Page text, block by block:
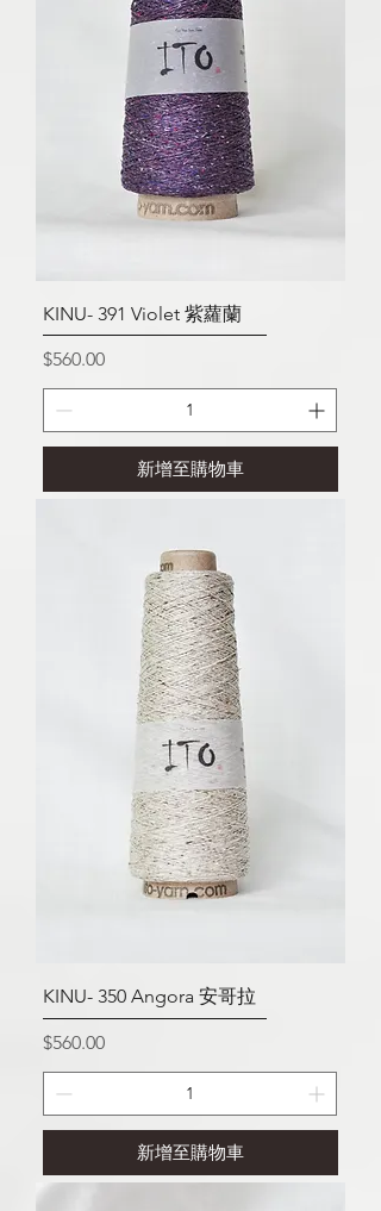
KINU- 391 Violet 紫蘿蘭
價格
$560.00
新增至購物車
KINU- 350 Angora 安哥拉
價格
$560.00
新增至購物車